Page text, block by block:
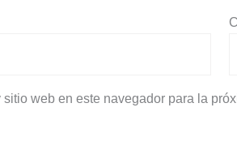
web en este navegador para la